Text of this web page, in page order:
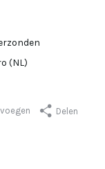
(NL)
Delen